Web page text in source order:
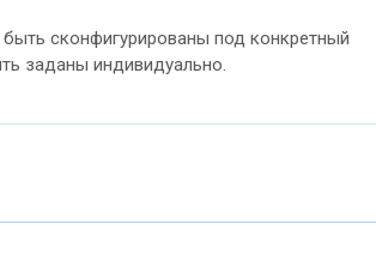
сконфигурированы под конкретный
заданы индивидуально.